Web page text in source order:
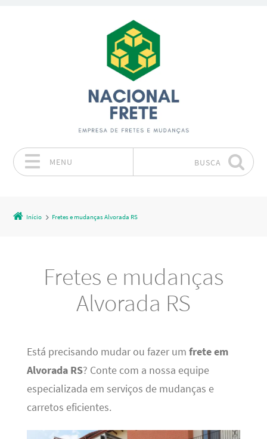
MENU BUSCA
Início Fretes e mudanças Alvorada RS
Fretes e mudanças
Alvorada RS
Está precisando mudar ou fazer um frete em
Alvorada RS? Conte com a nossa equipe
especializada em serviços de mudanças e
carretos eficientes.